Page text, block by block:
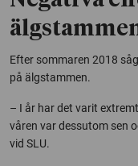
Efter sommaren 2018
på älgstammen.
– I år har det varit
våren var dessutom sen
vid SLU.